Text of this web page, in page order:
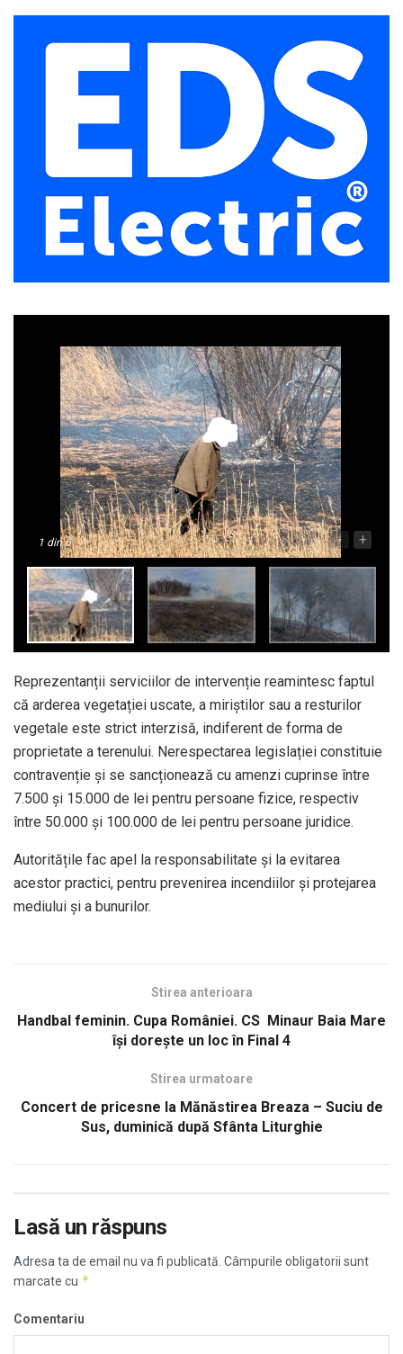
1 din 6 - +
Reprezentanții serviciilor de intervenție reamintesc faptul
că arderea vegetației uscate, a miriștilor sau a resturilor
vegetale este strict interzisă, indiferent de forma de
proprietate a terenului. Nerespectarea legislației constituie
contravenție și se sancționează cu amenzi cuprinse între
7.500 și 15.000 de lei pentru persoane fizice, respectiv
între 50.000 și 100.000 de lei pentru persoane juridice.
Autoritățile fac apel la responsabilitate și la evitarea
acestor practici, pentru prevenirea incendiilor și protejarea
mediului și a bunurilor.
Stirea anterioara
Handbal feminin. Cupa României. CS Minaur Baia Mare
își dorește un loc în Final 4
Stirea urmatoare
Concert de pricesne la Mănăstirea Breaza – Suciu de
Sus, duminică după Sfânta Liturghie
Lasă un răspuns
Adresa ta de email nu va fi publicată. Câmpurile obligatorii sunt
marcate cu *
Comentariu